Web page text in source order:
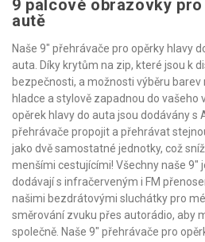
9 palcové obrazovky
autě
Naše 9" přehrávače pro opěrky hlavy
auta. Díky krytům na zip, které jsou k
bezpečnosti, a možnosti výběru
hladce a stylově zapadnou do vašeho
opěrek hlavy do auta jsou dodávány s
přehrávače propojit a přehrávat
jako dvě samostatné jednotky, což
menšími cestujícími! Všechny naše 9"
dodávají s infračerveným i FM
našimi bezdrátovými sluchátky pro
směrování zvuku přes autorádio, aby
společně. Naše 9" přehrávače pro